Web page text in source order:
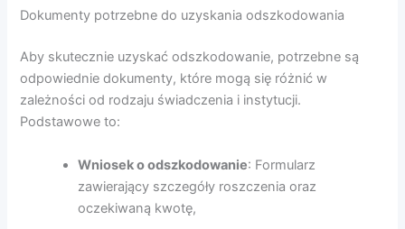
Dokumenty potrzebne do uzyskania odszkodowania
Aby skutecznie uzyskać odszkodowanie, potrzebne są
odpowiednie dokumenty, które mogą się różnić w
zależności od rodzaju świadczenia i instytucji.
Podstawowe to:
Wniosek o odszkodowanie: Formularz
zawierający szczegóły roszczenia oraz
oczekiwaną kwotę,